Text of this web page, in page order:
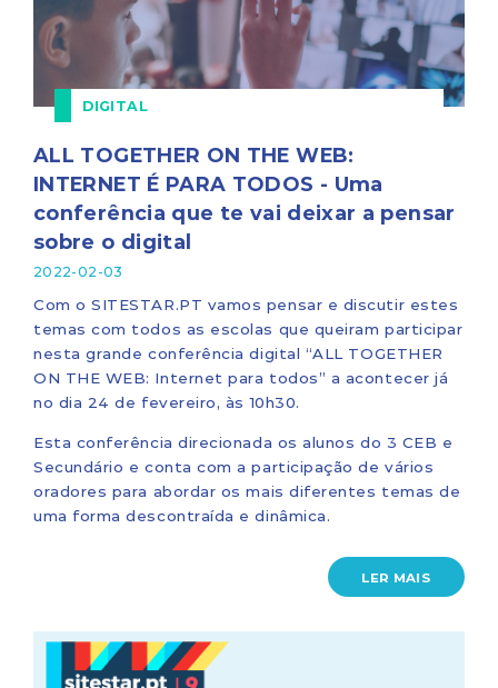
DIGITAL
ALL TOGETHER ON THE WEB:
INTERNET É PARA TODOS - Uma
conferência que te vai deixar a pensar
sobre o digital
2022-02-03
Com o SITESTAR.PT vamos pensar e discutir estes
temas com todos as escolas que queiram participar
nesta grande conferência digital “ALL TOGETHER
ON THE WEB: Internet para todos” a acontecer já
no dia 24 de fevereiro, às 10h30.
Esta conferência direcionada os alunos do 3 CEB e
Secundário e conta com a participação de vários
oradores para abordar os mais diferentes temas de
uma forma descontraída e dinâmica.
LER MAIS